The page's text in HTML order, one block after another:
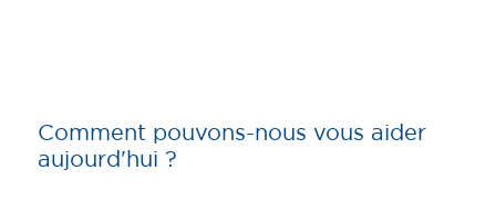
Comment pouvons-nous vous aider
aujourd'hui ?